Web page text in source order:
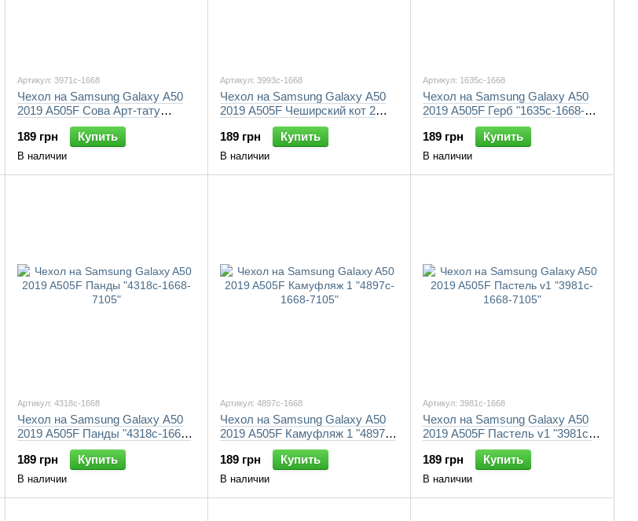
Артикул: 3971c-1668
Чехол на Samsung Galaxy A50
2019 A505F Сова Арт-тату
"3971c-1668-7105"
189 грн
Купить
В наличии
Артикул: 3993c-1668
Чехол на Samsung Galaxy A50
2019 A505F Чеширский кот 2
"3993c-1668-7105"
189 грн
Купить
В наличии
Артикул: 1635c-1668
Чехол на Samsung Galaxy A50
2019 A505F Герб "1635c-1668-
189 грн
Купить
В наличии
Артикул: 4318c-1668
Чехол на Samsung Galaxy A50
2019 A505F Панды "4318c-1668-
189 грн
Купить
В наличии
Артикул: 4897c-1668
Чехол на Samsung Galaxy A50
2019 A505F Камуфляж 1 "4897c-
1668-7105"
189 грн
Купить
В наличии
Артикул: 3981c-1668
Чехол на Samsung Galaxy A50
2019 A505F Пастель v1 "3981c-
1668-7105"
189 грн
Купить
В наличии